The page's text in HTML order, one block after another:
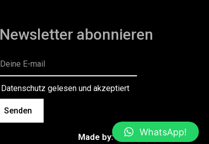
Newsletter abonnieren
Datenschutz gelesen und akzeptiert
Senden
Made by: WhatsApp!